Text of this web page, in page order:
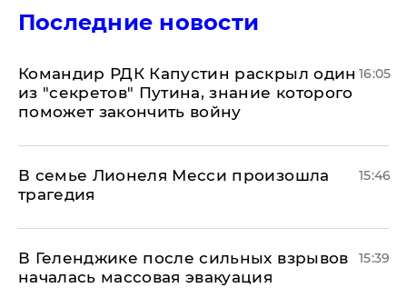
Последние новости
Командир РДК Капустин раскрыл один
из "секретов" Путина, знание которого
поможет закончить войну
16:05
В семье Лионеля Месси произошла
трагедия
15:46
В Геленджике после сильных взрывов
началась массовая эвакуация
15:39